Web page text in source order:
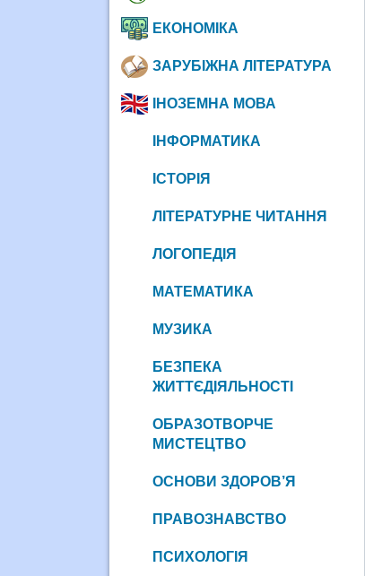
ЕКОНОМІКА
ЗАРУБІЖНА ЛІТЕРАТУРА
ІНОЗЕМНА МОВА
ІНФОРМАТИКА
ІСТОРІЯ
ЛІТЕРАТУРНЕ ЧИТАННЯ
ЛОГОПЕДІЯ
МАТЕМАТИКА
МУЗИКА
БЕЗПЕКА
ЖИТТЄДІЯЛЬНОСТІ
ОБРАЗОТВОРЧЕ
МИСТЕЦТВО
ОСНОВИ ЗДОРОВ’Я
ПРАВОЗНАВСТВО
ПСИХОЛОГІЯ